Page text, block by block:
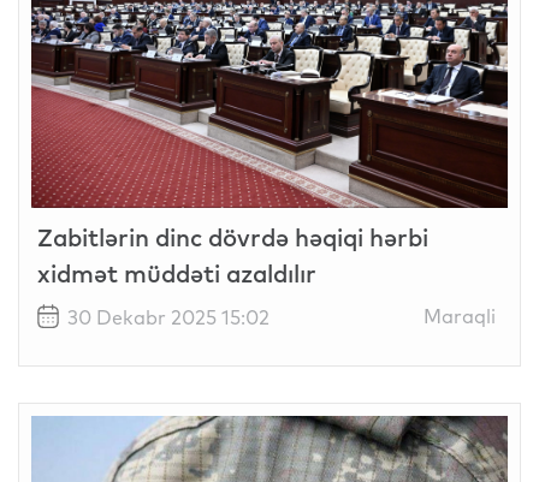
Zabitlərin dinc dövrdə həqiqi hərbi
xidmət müddəti azaldılır
30 Dekabr 2025 15:02 Maraqli